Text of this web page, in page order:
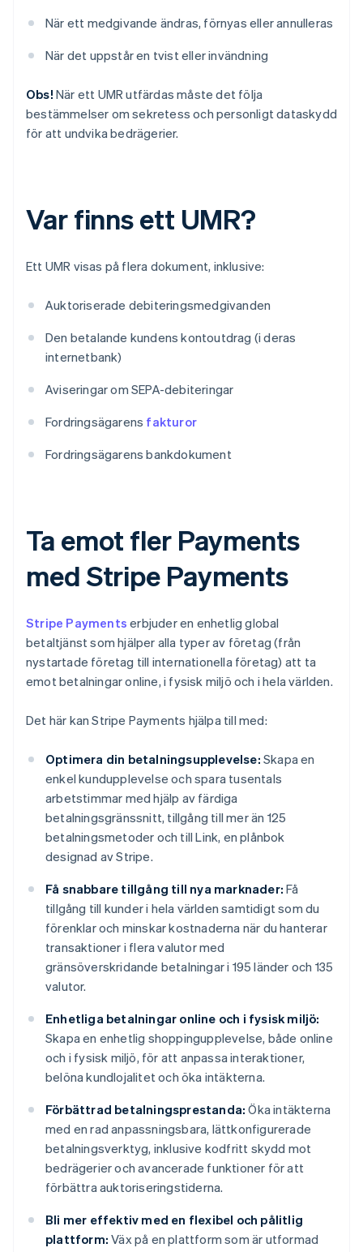
När ett medgivande ändras, förnyas eller annulleras
När det uppstår en tvist eller invändning
Obs! När ett UMR utfärdas måste det följa
bestämmelser om sekretess och personligt dataskydd
för att undvika bedrägerier.
Var finns ett UMR?
Ett UMR visas på flera dokument, inklusive:
Auktoriserade debiteringsmedgivanden
Den betalande kundens kontoutdrag (i deras
internetbank)
Aviseringar om SEPA-debiteringar
Fordringsägarens fakturor
Fordringsägarens bankdokument
Ta emot fler Payments
med Stripe Payments
Stripe Payments erbjuder en enhetlig global
betaltjänst som hjälper alla typer av företag (från
nystartade företag till internationella företag) att ta
emot betalningar online, i fysisk miljö och i hela världen.
Det här kan Stripe Payments hjälpa till med:
Optimera din betalningsupplevelse: Skapa en
enkel kundupplevelse och spara tusentals
arbetstimmar med hjälp av färdiga
betalningsgränssnitt, tillgång till mer än 125
betalningsmetoder och till Link, en plånbok
designad av Stripe.
Få snabbare tillgång till nya marknader: Få
tillgång till kunder i hela världen samtidigt som du
förenklar och minskar kostnaderna när du hanterar
transaktioner i flera valutor med
gränsöverskridande betalningar i 195 länder och 135
valutor.
Enhetliga betalningar online och i fysisk miljö:
Skapa en enhetlig shoppingupplevelse, både online
och i fysisk miljö, för att anpassa interaktioner,
belöna kundlojalitet och öka intäkterna.
Förbättrad betalningsprestanda: Öka intäkterna
med en rad anpassningsbara, lättkonfigurerade
betalningsverktyg, inklusive kodfritt skydd mot
bedrägerier och avancerade funktioner för att
förbättra auktoriseringstiderna.
Bli mer effektiv med en flexibel och pålitlig
plattform: Väx på en plattform som är utformad